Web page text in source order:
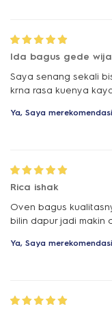
Ida bagus gede
Saya senang sekali
krna rasa kuenya
Ya, Saya
Rica ishak
Oven bagus
bilin dapur jadi makin
Ya, Saya